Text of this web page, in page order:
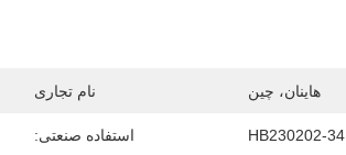
هاینان، چین نام تجاری
HB230202-34 استفاده صنعتی: